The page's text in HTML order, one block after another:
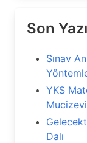
Son
Sınav
YKS
Dalı